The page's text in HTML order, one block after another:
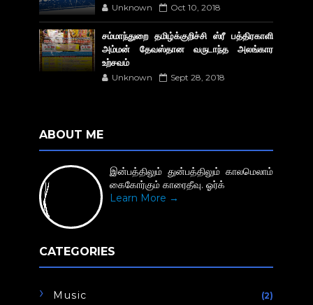
Unknown Oct 10, 2018
சம்மாந்துறை தமிழ்க்குறிச்சி ஸ்ரீ பத்திரகாளி
அம்மன் தேவஸ்தான வருடாந்த அலங்கார
உற்சவம்
Unknown Sept 28, 2018
ABOUT ME
இன்பத்திலும் துன்பத்திலும் காலமெலாம்
கைகோர்கும் காரைதீவு. ஓர்க்
Learn More →
CATEGORIES
Music (2)